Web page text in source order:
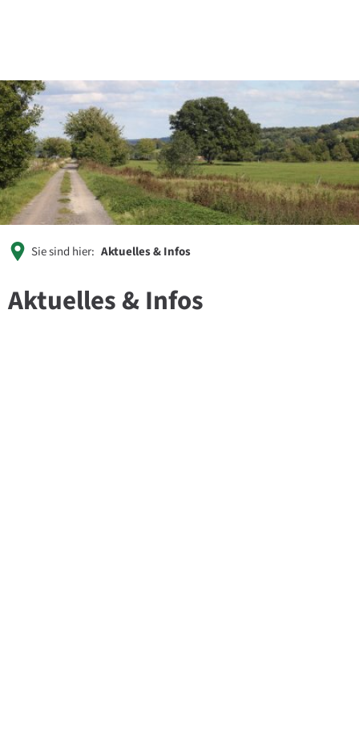
Sie sind hier: Aktuelles & Infos
Aktuelles & Infos